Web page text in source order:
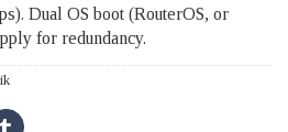
Dual OS boot (RouterOS, or
for redundancy.